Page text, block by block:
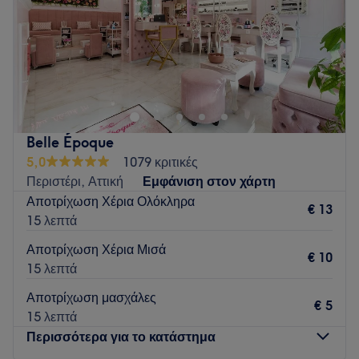
Go to venue
Κυριακή
Κλειστό
Το Mia Salon βρίσκεται στην Αθήνα και προσφέρει μια
μεγάλη γκάμα υπηρεσιών ομορφιάς.
Go to venue
Belle Époque
5,0
1079 κριτικές
Περιστέρι, Αττική
Εμφάνιση στον χάρτη
Αποτρίχωση Χέρια Ολόκληρα
15 λεπτά
€ 13
Αποτρίχωση Χέρια Μισά
15 λεπτά
€ 10
Αποτρίχωση μασχάλες
15 λεπτά
€ 5
Περισσότερα για το κατάστημα